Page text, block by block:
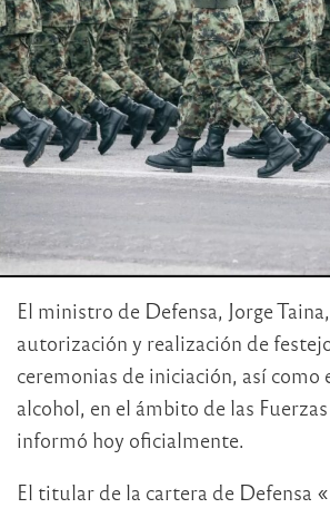
El ministro de Defensa, Jorge
autorización y realización de
ceremonias de iniciación, así como
alcohol, en el ámbito de las
informó hoy oficialmente.
El titular de la cartera de Defensa